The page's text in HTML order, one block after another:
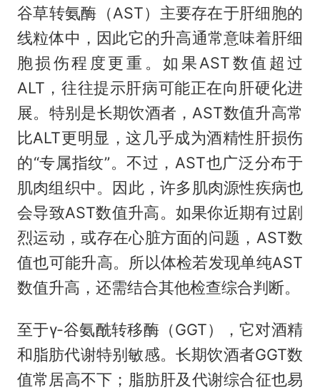
谷草转氨酶（AST）主要存在于肝细胞的
线粒体中，因此它的升高通常意味着肝细
胞损伤程度更重。如果AST数值超过
ALT，往往提示肝病可能正在向肝硬化进
展。特别是长期饮酒者，AST数值升高常
比ALT更明显，这几乎成为酒精性肝损伤
的“专属指纹”。不过，AST也广泛分布于
肌肉组织中。因此，许多肌肉源性疾病也
会导致AST数值升高。如果你近期有过剧
烈运动，或存在心脏方面的问题，AST数
值也可能升高。所以体检若发现单纯AST
数值升高，还需结合其他检查综合判断。
至于γ-谷氨酰转移酶（GGT），它对酒精
和脂肪代谢特别敏感。长期饮酒者GGT数
值常居高不下；脂肪肝及代谢综合征也易